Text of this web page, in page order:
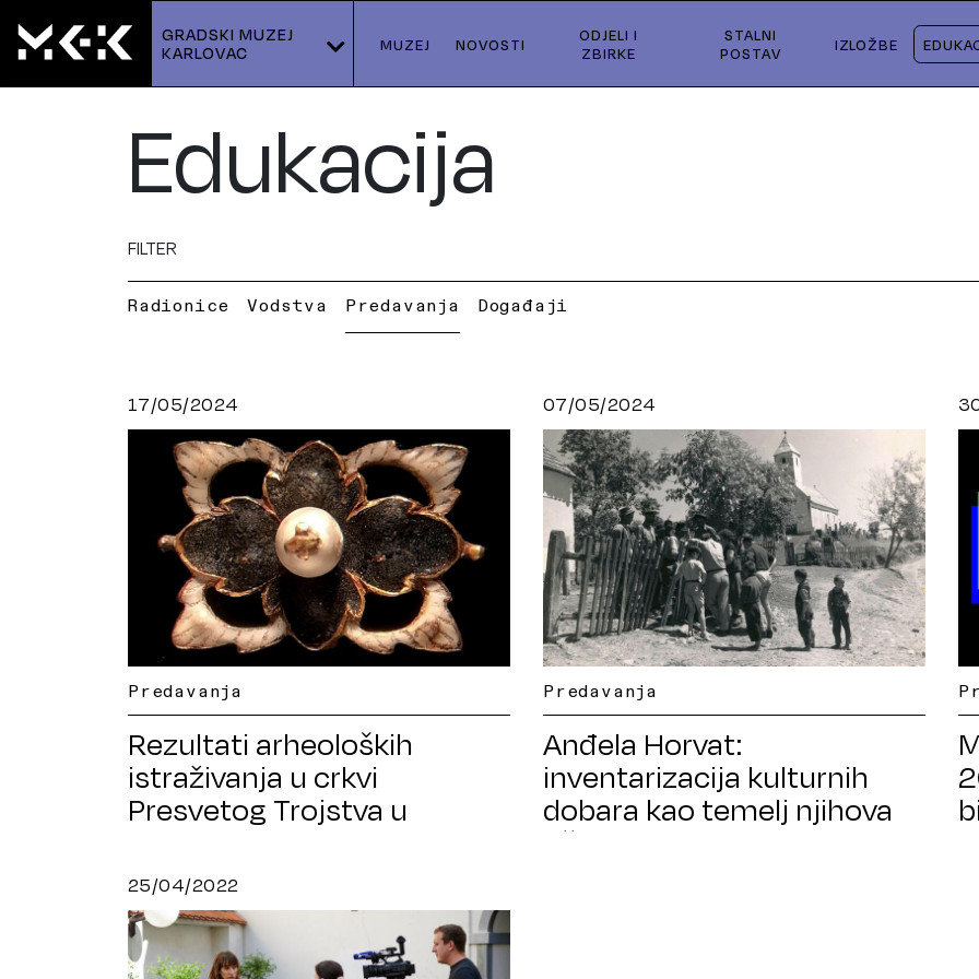
GRADSKI MUZEJ
KARLOVAC
MUZEJ NOVOSTI
ODJELI I
ZBIRKE
STALNI
POSTAV
IZLOŽBE
Edukacija
FILTER
Radionice Vodstva Predavanja Događaji
17/05/2024
Predavanja
Rezultati arheoloških
istraživanja u crkvi
Presvetog Trojstva u
07/05/2024
Predavanja
Anđela Horvat:
inventarizacija kulturnih
dobara kao temelj njihova
očuvanja
25/04/2022